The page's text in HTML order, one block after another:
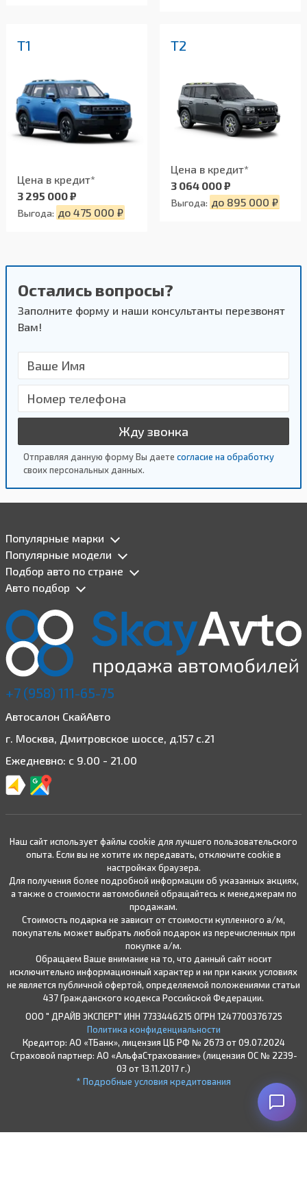
T1
Цена в кредит*
3 295 000 ₽
Выгода: до 475 000 ₽
T2
Цена в кредит*
3 064 000 ₽
Выгода: до 895 000 ₽
Остались вопросы?
Заполните форму и наши консультанты перезвонят
Вам!
Жду звонка
Отправляя данную форму Вы даете согласие на обработку
своих персональных данных.
Популярные марки
Популярные модели
Подбор авто по стране
Авто подбор
+7 (958) 111-65-75
Автосалон СкайАвто
г. Москва, Дмитровское шоссе, д.157 с.21
Ежедневно: с 9.00 - 21.00
Наш сайт использует файлы cookie для лучшего пользовательского
опыта. Если вы не хотите их передавать, отключите cookie в
настройках браузера.
Для получения более подробной информации об указанных акциях,
а также о стоимости автомобилей обращайтесь к менеджерам по
продажам.
Стоимость подарка не зависит от стоимости купленного а/м,
покупатель может выбрать любой подарок из перечисленных при
покупке а/м.
Обращаем Ваше внимание на то, что данный сайт носит
исключительно информационный характер и ни при каких условиях
не является публичной офертой, определяемой положениями статьи
437 Гражданского кодекса Российской Федерации.
ООО " ДРАЙВ ЭКСПЕРТ" ИНН 7733446215 ОГРН 1247700376725
Политика конфиденциальности
Кредитор: АО «ТБанк», лицензия ЦБ РФ № 2673 от 09.07.2024
Страховой партнер: АО «АльфаСтрахование» (лицензия ОС № 2239-
03 от 13.11.2017 г.)
* Подробные условия кредитования